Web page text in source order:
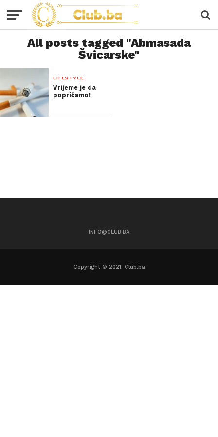
All posts tagged "Abmasada
Švicarske"
LIFESTYLE
Vrijeme je da
popričamo!
INFO@CLUB.BA
Copyright © 2021. Club.ba